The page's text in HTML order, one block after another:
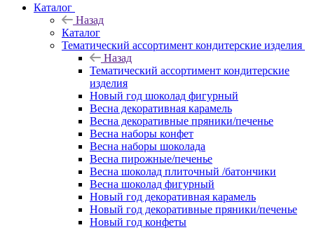
Каталог
Назад
Каталог
Тематический ассортимент кондитерские изделия
Назад
Тематический ассортимент кондитерские
изделия
Новый год шоколад фигурный
Весна декоративная карамель
Весна декоративные пряники/печенье
Весна наборы конфет
Весна наборы шоколада
Весна пирожные/печенье
Весна шоколад плиточный /батончики
Весна шоколад фигурный
Новый год декоративная карамель
Новый год декоративные пряники/печенье
Новый год конфеты